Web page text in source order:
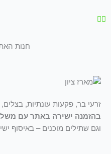
חנות
זרעי בר, פקעות עונתיות,
בהזמנה ישירה באתר עם
וגם שתילים מוכנים – באיסוף